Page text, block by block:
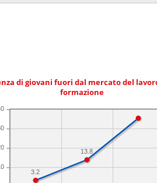
di giovani fuori dal mercato del
formazione
13.8
3.2